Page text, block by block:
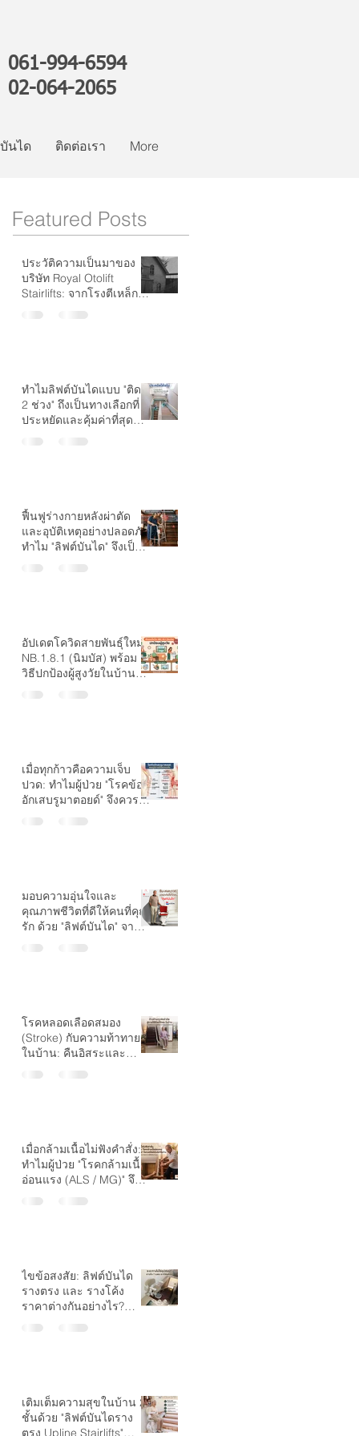
061-994-6594
02-064-2065
นได ติดต่อเรา More
Featured Posts
ประวัติความเป็นมาของ
บริษัท Royal Otolift
Stairlifts: จากโรงตีเหล็กสู่
ทำไมลิฟต์บันไดแบบ "ติด
2 ช่วง" ถึงเป็นทางเลือกที่
ประหยัดและคุ้มค่าที่สุด
ฟื้นฟูร่างกายหลังผ่าตัด
และอุบัติเหตุอย่างปลอดภัย
ทำไม "ลิฟต์บันได" จึงเป็น
อัปเดตโควิดสายพันธุ์ใหม่
NB.1.8.1 (นิมบัส) พร้อม
วิธีปกป้องผู้สูงวัยในบ้านให้
เมื่อทุกก้าวคือความเจ็บ
ปวด: ทำไมผู้ป่วย "โรคข้อ
อักเสบรูมาตอยด์" จึงควรมี
มอบความอุ่นใจและ
คุณภาพชีวิตที่ดีให้คนที่คุณ
รัก ด้วย "ลิฟต์บันได" จาก
โรคหลอดเลือดสมอง
(Stroke) กับความท้าทาย
ในบ้าน: คืนอิสระและ
เมื่อกล้ามเนื้อไม่ฟังคำสั่ง:
ทำไมผู้ป่วย "โรคกล้ามเนื้อ
อ่อนแรง (ALS / MG)" จึง
ไขข้อสงสัย: ลิฟต์บันได
รางตรง และ รางโค้ง
ราคาต่างกันอย่างไร?
เติมเต็มความสุขในบ้าน 2
ชั้นด้วย "ลิฟต์บันไดราง
ตรง Upline Stairlifts"